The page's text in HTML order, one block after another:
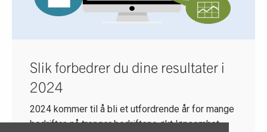
Slik forbedrer du dine resultater i
2024
2024 kommer til å bli et utfordrende år for mange
bedrifter, nå trenger bedriftene økt lønsomhet.